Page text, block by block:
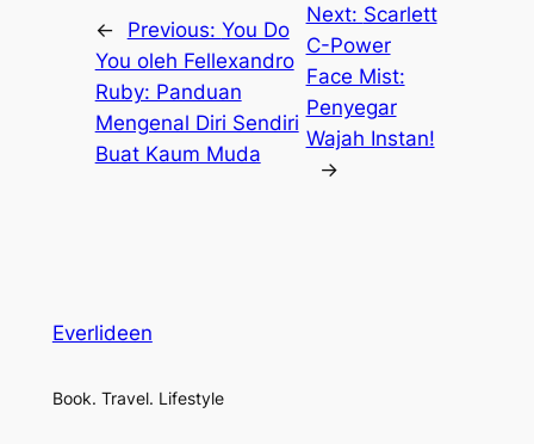
← Previous: You Do
You oleh Fellexandro
Ruby: Panduan
Mengenal Diri Sendiri
Buat Kaum Muda
Next: Scarlett
C-Power
Face Mist:
Penyegar
Wajah Instan!
→
Everlideen
Book. Travel. Lifestyle